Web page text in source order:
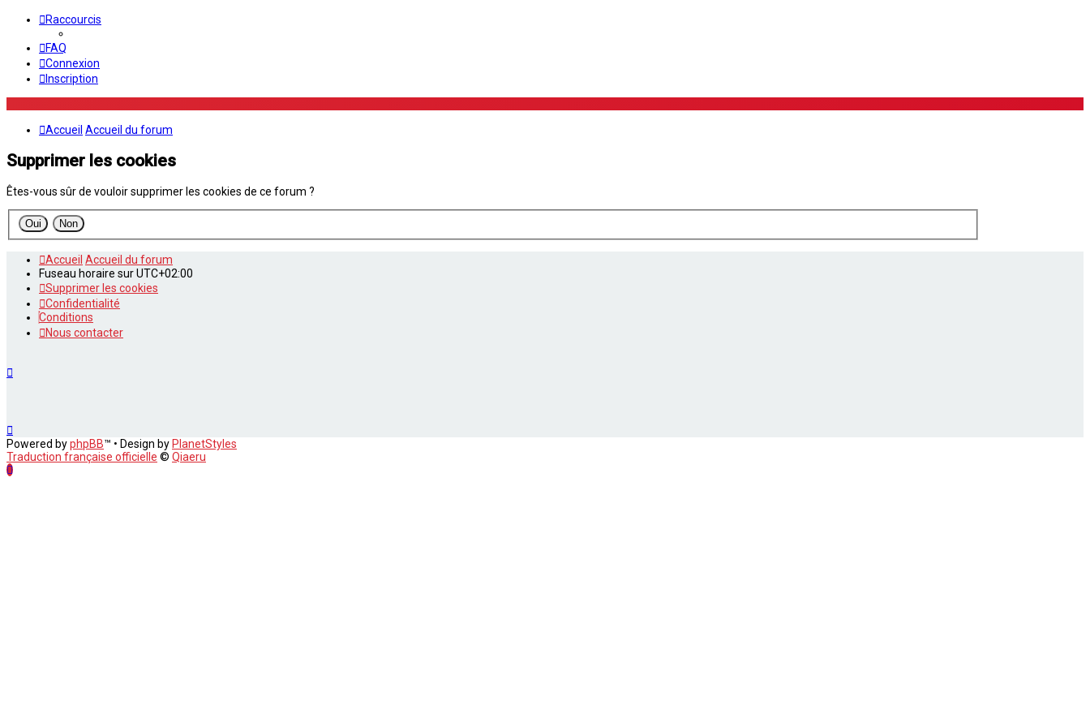
Raccourcis
FAQ
Connexion
Inscription
Accueil Accueil du forum
Supprimer les cookies
Êtes-vous sûr de vouloir supprimer les cookies de ce forum ?
Accueil Accueil du forum
Fuseau horaire surUTC+02:00
Supprimer les cookies
Confidentialité
Conditions
Nous contacter
Powered byphpBB™ • Design by PlanetStyles
Traduction française officielle © Qiaeru